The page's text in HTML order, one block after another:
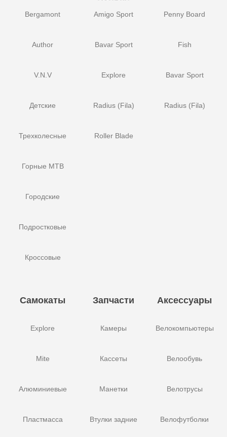
Bergamont
Author
V.N.V
Детские
Трехколесные
Горные MTB
Городские
Подростковые
Кроссовые
Amigo Sport
Bavar Sport
Explore
Radius (Fila)
Roller Blade
Penny Board
Fish
Bavar Sport
Radius (Fila)
Самокаты
Explore
Mite
Алюминиевые
Пластмасса
Запчасти
Камеры
Кассеты
Манетки
Втулки задние
Аксессуары
Велокомпьютеры
Велообувь
Велотрусы
Велофутболки